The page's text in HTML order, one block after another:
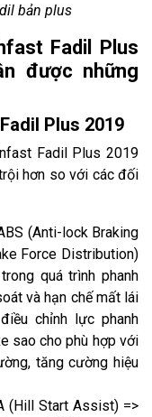
bản plus
Fadil Plus
được những
Plus 2019
Fadil Plus 2019
hơn so với các đối
(Anti-lock Braking
Force Distribution)
quá trình phanh
và hạn chế mất lái
chỉnh lực phanh
sao cho phù hợp với
tăng cường hiệu
(Hill Start Assist) =>